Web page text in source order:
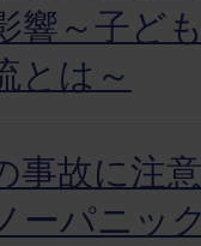
響～子ど
とは～
事故に注
ーパニッ